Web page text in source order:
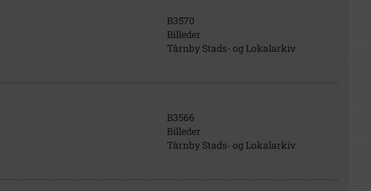
B3570
Billeder
Tårnby Stads- og Lokalarkiv
B3566
Billeder
Tårnby Stads- og Lokalarkiv